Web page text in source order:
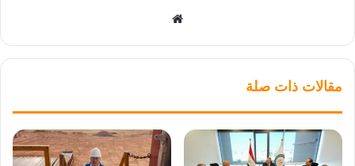
مقالات ذات صلة